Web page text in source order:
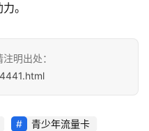
。
明出处：
青少年流量卡